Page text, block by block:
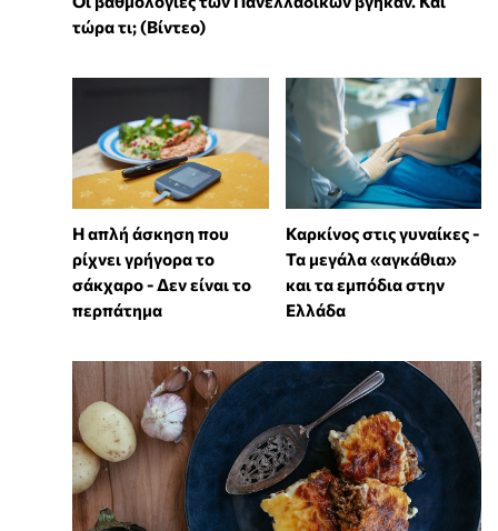
τώρα τι; (Βίντεο)
Η απλή άσκηση που
ρίχνει γρήγορα το
σάκχαρο - Δεν είναι το
περπάτημα
Καρκίνος στις γυναίκες -
Τα μεγάλα «αγκάθια»
και τα εμπόδια στην
Ελλάδα